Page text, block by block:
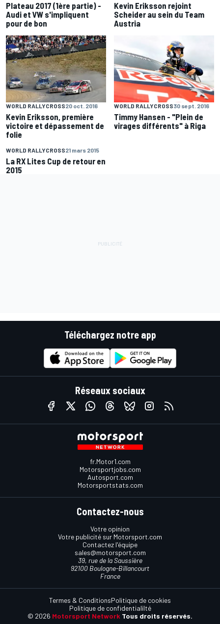
Plateau 2017 (1ère partie) -
Audi et VW s'impliquent
pour de bon
Kevin Eriksson rejoint
Scheider au sein du Team
Austria
WORLD RALLYCROSS20 oct. 2016
Kevin Eriksson, première
victoire et dépassement de
folie
WORLD RALLYCROSS30 sept. 2016
Timmy Hansen - "Plein de
virages différents" à Riga
WORLD RALLYCROSS21 mars 2015
La RX Lites Cup de retour en
2015
Téléchargez notre app
Réseaux sociaux
fr.Motor1.com
Motorsportjobs.com
Autosport.com
Motorsportstats.com
Contactez-nous
Votre opinion
Votre publicité sur Motorsport.com
Contactez l'équipe
sales@motorsport.com
39, rue de la Saussière
92100 Boulogne-Billancourt
France
© 2026 Motorsport Network Tous droits réservés.
Termes & ConditionsPolitique de cookies
Politique de confidentialilté